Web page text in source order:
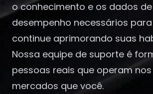
o conhecimento e os dados de
desempenho necessários
continue aprimorando suas
Nossa equipe de suporte é
pessoas reais que operam
mercados que você.